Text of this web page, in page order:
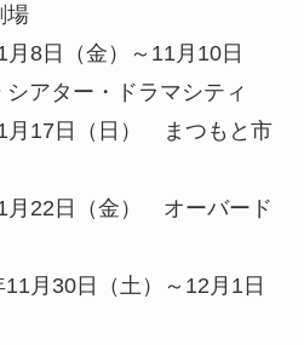
場
月8日（金）～11月10日
アター・ドラマシティ
月17日（日） まつもと市
月22日（金） オーバード
11月30日（土）～12月1日